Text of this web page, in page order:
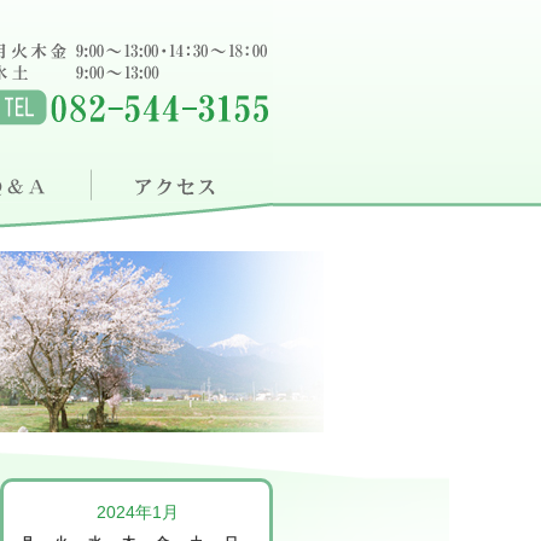
2024年1月